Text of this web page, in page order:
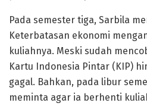
Pada semester tiga, Sarbila
Keterbatasan ekonomi
kuliahnya. Meski sudah
Kartu Indonesia Pintar (KIP)
gagal. Bahkan, pada libur
meminta agar ia berhenti